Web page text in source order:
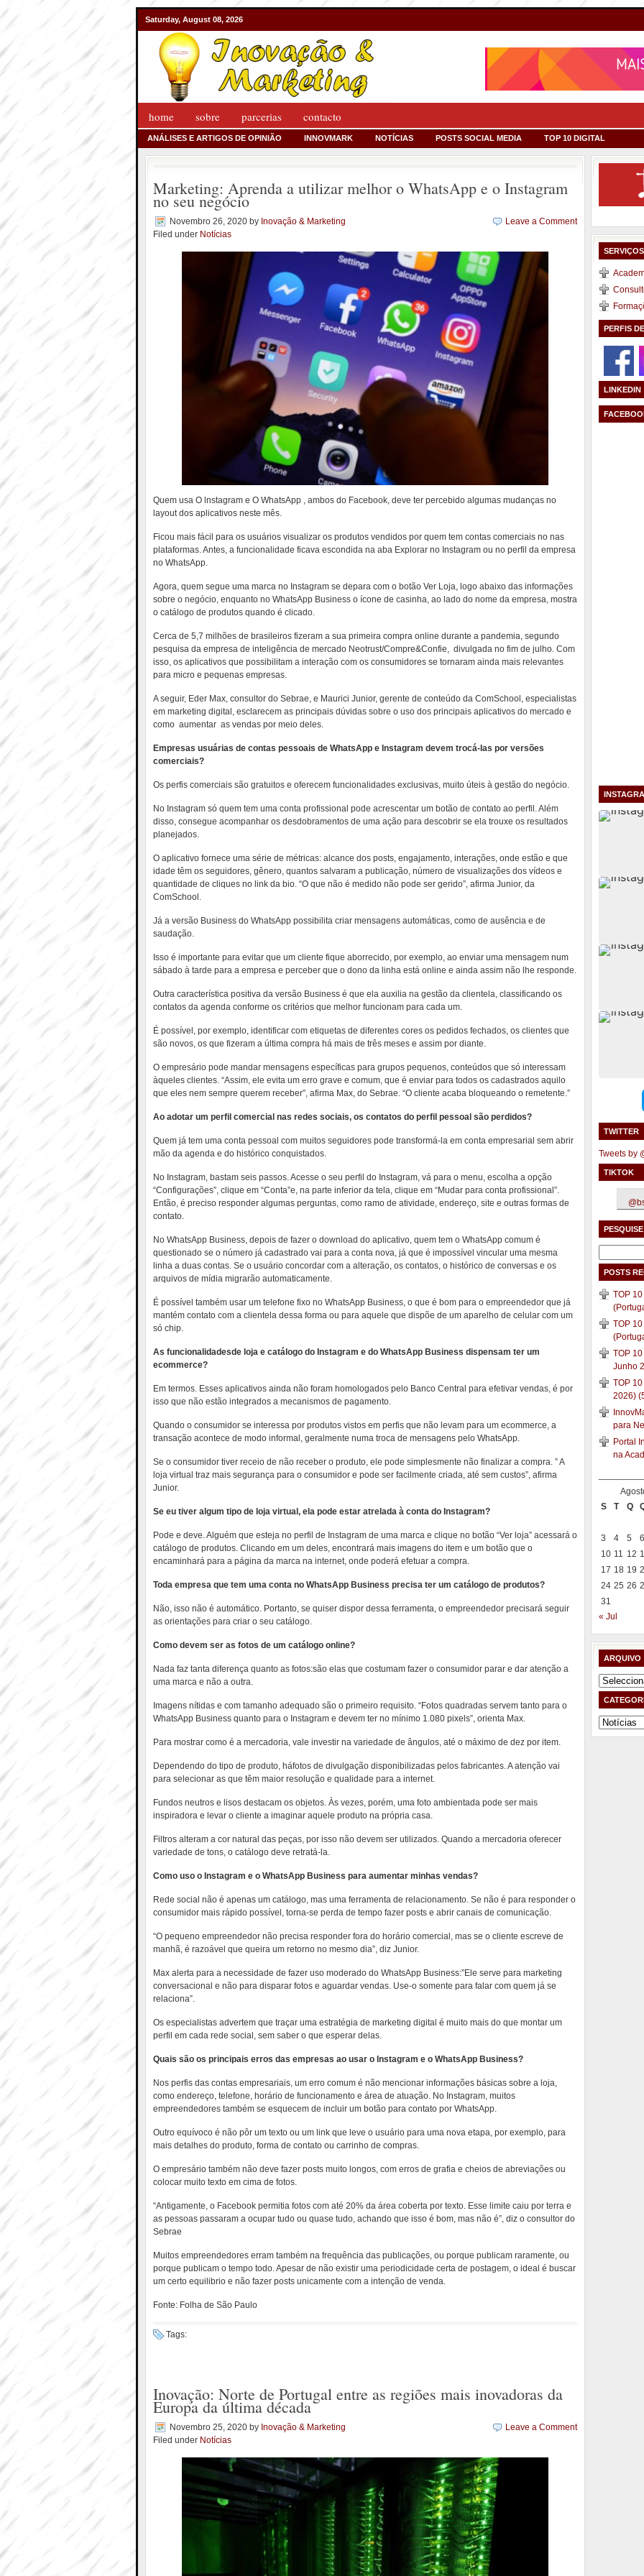
Saturday, August 08, 2026
home sobre parcerias contacto
ANÁLISES E ARTIGOS DE OPINIÃO INNOVMARK NOTÍCIAS POSTS SOCIAL MEDIA TOP 10 DIGITAL
Marketing: Aprenda a utilizar melhor o WhatsApp e o Instagram
no seu negócio
Novembro 26, 2020 by Inovação & Marketing
Filed under Notícias
Leave a Comment
Quem usa O lnstagram e O WhatsApp , ambos do Facebook, deve ter percebido algumas mudanças no
layout dos aplicativos neste mês.
Ficou mais fácil para os usuários visualizar os produtos vendidos por quem tem contas comerciais no nas
plataformas. Antes, a funcionalidade ficava escondida na aba Explorar no Instagram ou no perfil da empresa
no WhatsApp.
Agora, quem segue uma marca no Instagram se depara com o botão Ver Loja, logo abaixo das informações
sobre o negócio, enquanto no WhatsApp Business o ícone de casinha, ao lado do nome da empresa, mostra
o catálogo de produtos quando é clicado.
Cerca de 5,7 milhões de brasileiros fizeram a sua primeira compra online durante a pandemia, segundo
pesquisa da empresa de inteligência de mercado Neotrust/Compre&Confie, divulgada no fim de julho. Com
isso, os aplicativos que possibilitam a interação com os consumidores se tornaram ainda mais relevantes
para micro e pequenas empresas.
A seguir, Eder Max, consultor do Sebrae, e Maurici Junior, gerente de conteúdo da ComSchool, especialistas
em marketing digital, esclarecem as principais dúvidas sobre o uso dos principais aplicativos do mercado e
como aumentar as vendas por meio deles.
Empresas usuárias de contas pessoais de WhatsApp e Instagram devem trocá-Ias por versões
comerciais?
Os perfis comerciais são gratuitos e oferecem funcionalidades exclusivas, muito úteis à gestão do negócio.
No Instagram só quem tem uma conta profissional pode acrescentar um botão de contato ao perfil. Além
disso, consegue acompanhar os desdobramentos de uma ação para descobrir se ela trouxe os resultados
planejados.
O aplicativo fornece uma série de métricas: alcance dos posts, engajamento, interações, onde estão e que
idade têm os seguidores, gênero, quantos salvaram a publicação, número de visualizações dos vídeos e
quantidade de cliques no link da bio. “O que não é medido não pode ser gerido”, afirma Junior, da
ComSchool.
Já a versão Business do WhatsApp possibilita criar mensagens automáticas, como de ausência e de
saudação.
Isso é importante para evitar que um cliente fique aborrecido, por exemplo, ao enviar uma mensagem num
sábado à tarde para a empresa e perceber que o dono da linha está online e ainda assim não lhe responde.
Outra característica positiva da versão Business é que ela auxilia na gestão da clientela, classificando os
contatos da agenda conforme os critérios que melhor funcionam para cada um.
É possível, por exemplo, identificar com etiquetas de diferentes cores os pedidos fechados, os clientes que
são novos, os que fizeram a última compra há mais de três meses e assim por diante.
O empresário pode mandar mensagens específicas para grupos pequenos, conteúdos que só interessam
àqueles clientes. “Assim, ele evita um erro grave e comum, que é enviar para todos os cadastrados aquilo
que eles nem sempre querem receber”, afirma Max, do Sebrae. “O cliente acaba bloqueando o remetente.”
Ao adotar um perfil comercial nas redes sociais, os contatos do perfil pessoal são perdidos?
Quem já tem uma conta pessoal com muitos seguidores pode transformá-la em conta empresarial sem abrir
mão da agenda e do histórico conquistados.
No Instagram, bastam seis passos. Acesse o seu perfil do Instagram, vá para o menu, escolha a opção
“Configurações”, clique em “Conta”e, na parte inferior da tela, clique em “Mudar para conta profissional”.
Então, é preciso responder algumas perguntas, como ramo de atividade, endereço, site e outras formas de
contato.
No WhatsApp Business, depois de fazer o download do aplicativo, quem tem o WhatsApp comum é
questionado se o número já cadastrado vai para a conta nova, já que é impossível vincular uma mesma
linha a duas contas. Se o usuário concordar com a alteração, os contatos, o histórico de conversas e os
arquivos de mídia migrarão automaticamente.
É possível também usar um telefone fixo no WhatsApp Business, o que é bom para o empreendedor que já
mantém contato com a clientela dessa forma ou para aquele que dispõe de um aparelho de celular com um
só chip.
As funcionalidadesde loja e catálogo do Instagram e do WhatsApp Business dispensam ter um
ecommerce?
Em termos. Esses aplicativos ainda não foram homologados pelo Banco Central para efetivar vendas, é por
isso que não estão integrados a mecanismos de pagamento.
Quando o consumidor se interessa por produtos vistos em perfis que não levam para um ecommerce, a
transação acontece de modo informal, geralmente numa troca de mensagens pelo WhatsApp.
Se o consumidor tiver receio de não receber o produto, ele pode simplesmente não finalizar a compra. ” A
loja virtual traz mais segurança para o consumidor e pode ser facilmente criada, até sem custos”, afirma
Junior.
Se eu tiver algum tipo de loja virtual, ela pode estar atrelada à conta do Instagram?
Pode e deve. Alguém que esteja no perfil de Instagram de uma marca e clique no botão “Ver loja” acessará o
catálogo de produtos. Clicando em um deles, encontrará mais imagens do item e um botão que o
encaminhará para a página da marca na internet, onde poderá efetuar a compra.
Toda empresa que tem uma conta no WhatsApp Business precisa ter um catálogo de produtos?
Não, isso não é automático. Portanto, se quiser dispor dessa ferramenta, o empreendedor precisará seguir
as orientações para criar o seu catálogo.
Como devem ser as fotos de um catálogo online?
Nada faz tanta diferença quanto as fotos:são elas que costumam fazer o consumidor parar e dar atenção a
uma marca e não a outra.
Imagens nítidas e com tamanho adequado são o primeiro requisito. “Fotos quadradas servem tanto para o
WhatsApp Business quanto para o Instagram e devem ter no mínimo 1.080 pixels”, orienta Max.
Para mostrar como é a mercadoria, vale investir na variedade de ângulos, até o máximo de dez por item.
Dependendo do tipo de produto, háfotos de divulgação disponibilizadas pelos fabricantes. A atenção vai
para selecionar as que têm maior resolução e qualidade para a internet.
Fundos neutros e lisos destacam os objetos. Às vezes, porém, uma foto ambientada pode ser mais
inspiradora e levar o cliente a imaginar aquele produto na própria casa.
Filtros alteram a cor natural das peças, por isso não devem ser utilizados. Quando a mercadoria oferecer
variedade de tons, o catálogo deve retratá-la.
Como uso o Instagram e o WhatsApp Business para aumentar minhas vendas?
Rede social não é apenas um catálogo, mas uma ferramenta de relacionamento. Se não é para responder o
consumidor mais rápido possível, torna-se perda de tempo fazer posts e abrir canais de comunicação.
“O pequeno empreendedor não precisa responder fora do horário comercial, mas se o cliente escreve de
manhã, é razoável que queira um retorno no mesmo dia”, diz Junior.
Max alerta para a necessidade de fazer uso moderado do WhatsApp Business:”Ele serve para marketing
conversacional e não para disparar fotos e aguardar vendas. Use-o somente para falar com quem já se
relaciona”.
Os especialistas advertem que traçar uma estratégia de marketing digital é muito mais do que montar um
perfil em cada rede social, sem saber o que esperar delas.
Quais são os principais erros das empresas ao usar o Instagram e o WhatsApp Business?
Nos perfis das contas empresariais, um erro comum é não mencionar informações básicas sobre a loja,
como endereço, telefone, horário de funcionamento e área de atuação. No Instagram, muitos
empreendedores também se esquecem de incluir um botão para contato por WhatsApp.
Outro equívoco é não pôr um texto ou um link que leve o usuário para uma nova etapa, por exemplo, para
mais detalhes do produto, forma de contato ou carrinho de compras.
O empresário também não deve fazer posts muito longos, com erros de grafia e cheios de abreviações ou
colocar muito texto em cima de fotos.
“Antigamente, o Facebook permitia fotos com até 20% da área coberta por texto. Esse limite caiu por terra e
as pessoas passaram a ocupar tudo ou quase tudo, achando que isso é bom, mas não é”, diz o consultor do
Sebrae
Muitos empreendedores erram também na frequência das publicações, ou porque publicam raramente, ou
porque publicam o tempo todo. Apesar de não existir uma periodicidade certa de postagem, o ideal é buscar
um certo equilibrio e não fazer posts unicamente com a intenção de venda.
Fonte: Folha de São Paulo
Tags:
Inovação: Norte de Portugal entre as regiões mais inovadoras da
Europa da última década
Novembro 25, 2020 by Inovação & Marketing
Filed under Notícias
Leave a Comment
PERFIS
LINKEDIN
TWITTER
Tweets by
TIKTOK
por:
POSTS
TOP
TOP
TOP
Junho
TOP
2026)
para
Portal
na
S
T Q
3 4 5
6
10 11 12
17 18 19
24 25 26
31
« Jul
ARQUIVO
Arquivo
Categorias